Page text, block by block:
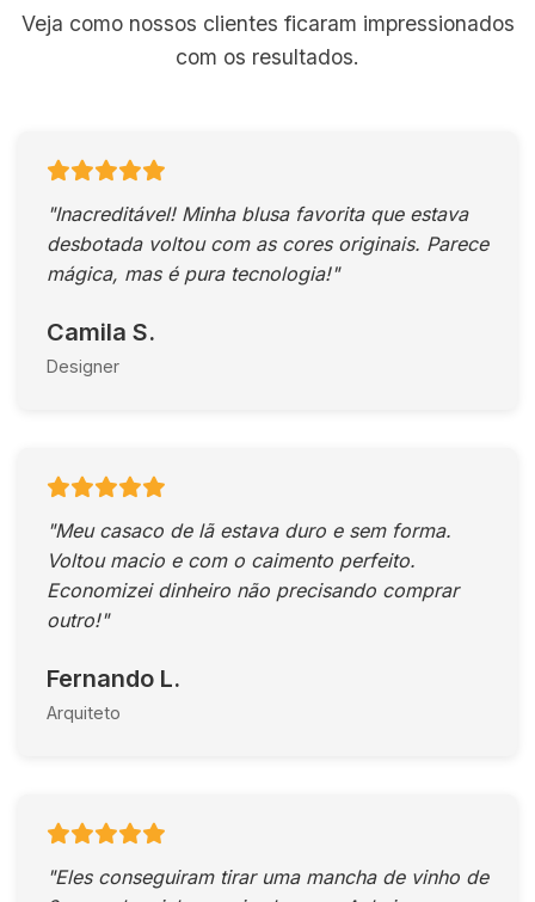
Veja como nossos clientes ficaram impressionados
com os resultados.
"Inacreditável! Minha blusa favorita que estava
desbotada voltou com as cores originais. Parece
mágica, mas é pura tecnologia!"
Camila S.
Designer
"Meu casaco de lã estava duro e sem forma.
Voltou macio e com o caimento perfeito.
Economizei dinheiro não precisando comprar
outro!"
Fernando L.
Arquiteto
"Eles conseguiram tirar uma mancha de vinho de